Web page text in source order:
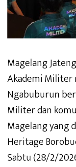
Magelang
Akademi
Ngabuburun
Militer dan
Magelang yang
Heritage
Sabtu (28/2/